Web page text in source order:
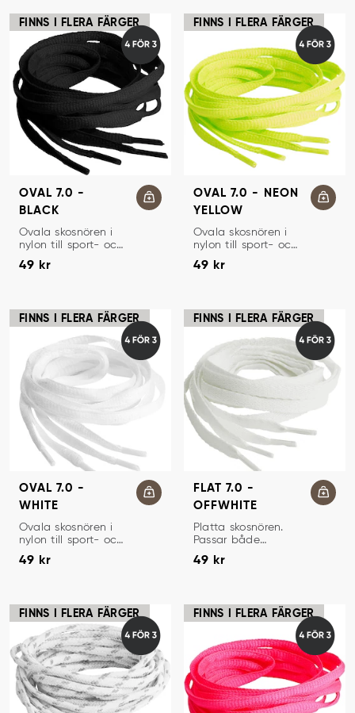
FINNS I FLERA FÄRGER
OVAL 7.0 -
BLACK
SKOSNÖREN
Ovala skosnören i
nylon till sport- och
löparskor.
Pris:
49 kr
FINNS I FLERA FÄRGER
OVAL 7.0 - NEON
YELLOW
SKOSNÖREN
Ovala skosnören i
nylon till sport- och
löparskor.
Pris:
49 kr
FINNS I FLERA FÄRGER
OVAL 7.0 -
WHITE
SKOSNÖREN
Ovala skosnören i
nylon till sport- och
löparskor.
Pris:
49 kr
FINNS I FLERA FÄRGER
FLAT 7.0 -
OFFWHITE
SKOSNÖREN
Platta skosnören.
Passar både
sneakers och
sportskor.
Pris:
49 kr
FINNS I FLERA FÄRGER FINNS I FLERA FÄRGER